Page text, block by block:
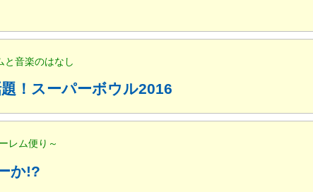
と音楽のはなし
！スーパーボウル2016
レム便り～
か!?